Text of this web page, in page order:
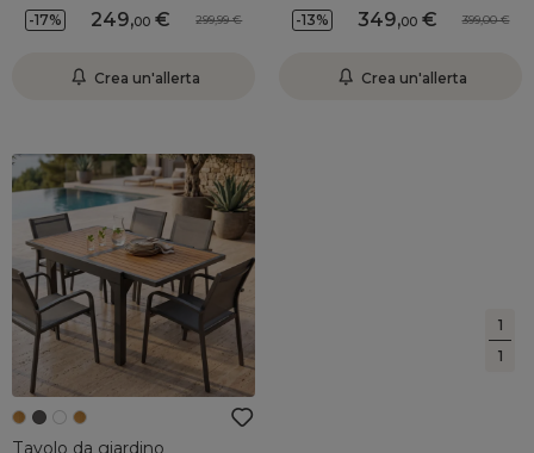
1
1
-17% 249,00 299,99
Crea un'allerta
-13% 349,00 399,00
Crea un'allerta
Tavolo da giardino